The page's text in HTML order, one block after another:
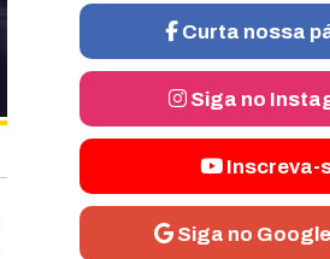
Curta nossa
Siga no
Inscreva-
Siga no